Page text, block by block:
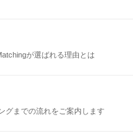
が選ばれる理由とは
グまでの流れをご案内します